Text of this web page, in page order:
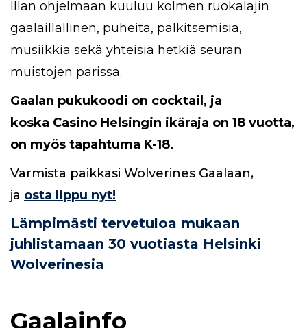
Illan ohjelmaan kuuluu kolmen ruokalajin
gaalaillallinen, puheita, palkitsemisia,
musiikkia sekä yhteisiä hetkiä seuran
muistojen parissa.
Gaalan pukukoodi on cocktail, ja
koska Casino Helsingin ikäraja on 18 vuotta,
on myös tapahtuma K-18.
Varmista paikkasi Wolverines Gaalaan,
ja osta lippu nyt!
Lämpimästi tervetuloa mukaan
juhlistamaan 30 vuotiasta Helsinki
Wolverinesia
Gaalainfo